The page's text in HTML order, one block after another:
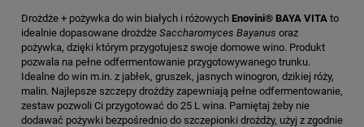
Drożdże + pożywka do win białych i różowych Enovini® BAYA VITA to
idealnie dopasowane drożdże Saccharomyces Bayanus oraz
pożywka, dzięki którym przygotujesz swoje domowe wino. Produkt
pozwala na pełne odfermentowanie przygotowywanego trunku.
Idealne do win m.in. z jabłek, gruszek, jasnych winogron, dzikiej róży,
malin. Najlepsze szczepy drożdży zapewniają pełne odfermentowanie,
zestaw pozwoli Ci przygotować do 25 L wina. Pamiętaj żeby nie
dodawać pożywki bezpośrednio do szczepionki drożdży, użyj z zgodnie